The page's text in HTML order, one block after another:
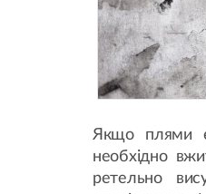
Якщо плями є
необхідно
ретельно